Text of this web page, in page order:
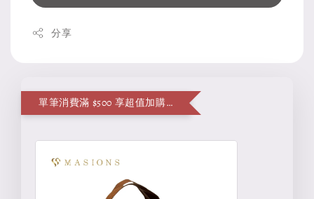
分享
單筆消費滿 $500 享超值加購便當袋